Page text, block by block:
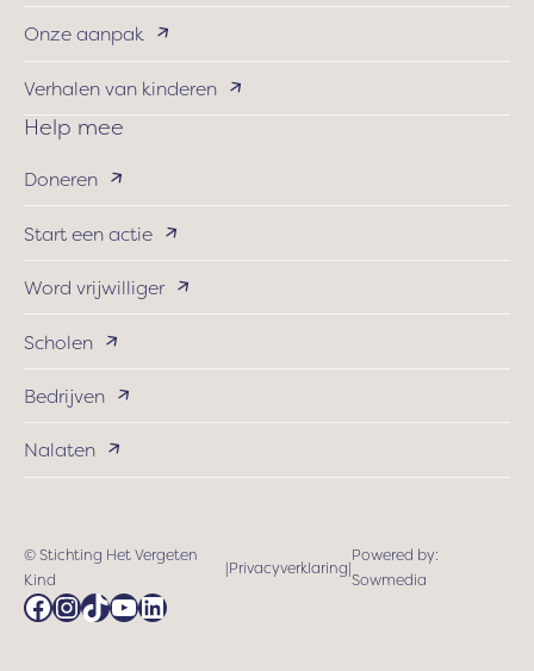
Onze aanpak
Verhalen van kinderen
Help mee
Doneren
Start een actie
Word vrijwilliger
Scholen
Bedrijven
Nalaten
© Stichting Het Vergeten
Kind
|Privacyverklaring|
Powered by:
Sowmedia
Facebook
Instagram
TikTok
YouTube
LinkedIn